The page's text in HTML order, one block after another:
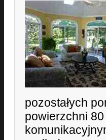
pozostałych
powierzchni